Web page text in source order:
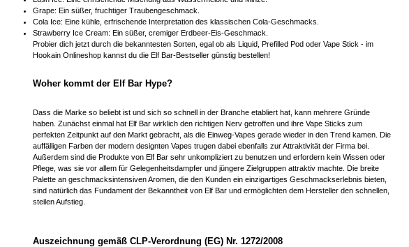
Grape: Ein süßer, fruchtiger Traubengeschmack.
Cola Ice: Eine kühle, erfrischende Interpretation des klassischen Cola-Geschmacks.
Strawberry Ice Cream: Ein süßer, cremiger Erdbeer-Eis-Geschmack.
Probier dich jetzt durch die bekanntesten Sorten, egal ob als Liquid, Prefilled Pod oder Vape Stick - im
Hookain Onlineshop kannst du die Elf Bar-Bestseller günstig bestellen!
Woher kommt der Elf Bar Hype?
Dass die Marke so beliebt ist und sich so schnell in der Branche etabliert hat, kann mehrere Gründe
haben. Zunächst einmal hat Elf Bar wirklich den richtigen Nerv getroffen und ihre Vape Sticks zum
perfekten Zeitpunkt auf den Markt gebracht, als die Einweg-Vapes gerade wieder in den Trend kamen. Die
auffälligen Farben der modern designten Vapes trugen dabei ebenfalls zur Attraktivität der Firma bei.
Außerdem sind die Produkte von Elf Bar sehr unkompliziert zu benutzen und erfordern kein Wissen oder
Pflege, was sie vor allem für Gelegenheitsdampfer und jüngere Zielgruppen attraktiv machte. Die breite
Palette an geschmacksintensiven Aromen, die den Kunden ein einzigartiges Geschmackserlebnis bieten,
sind natürlich das Fundament der Bekanntheit von Elf Bar und ermöglichten dem Hersteller den schnellen,
steilen Aufstieg.
Auszeichnung gemäß CLP-Verordnung (EG) Nr. 1272/2008